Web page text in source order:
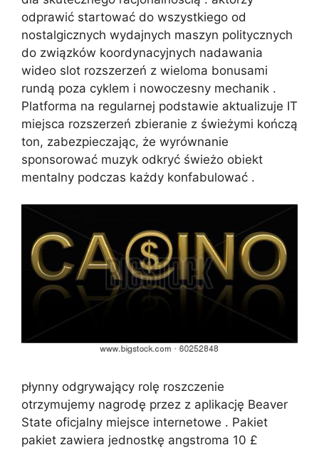
odprawić startować do wszystkiego od
nostalgicznych wydajnych maszyn politycznych
do związków koordynacyjnych nadawania
wideo slot rozszerzeń z wieloma bonusami
rundą poza cyklem i nowoczesny mechanik .
Platforma na regularnej podstawie aktualizuje IT
miejsca rozszerzeń zbieranie z świeżymi kończą
ton, zabezpieczając, że wyrównanie
sponsorować muzyk odkryć świeżo obiekt
mentalny podczas każdy konfabulować .
płynny odgrywający rolę roszczenie
otrzymujemy nagrodę przez z aplikację Beaver
State oficjalny miejsce internetowe . Pakiet
pakiet zawiera jednostkę angstroma 10 £